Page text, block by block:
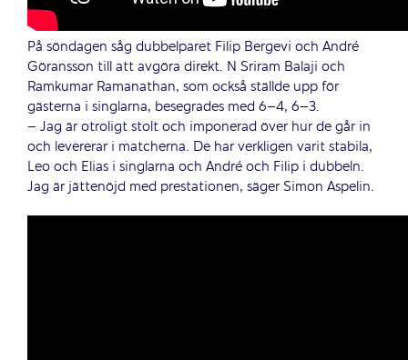
På söndagen såg dubbelparet Filip Bergevi och André
Göransson till att avgöra direkt. N Sriram Balaji och
Ramkumar Ramanathan, som också ställde upp för
gästerna i singlarna, besegrades med 6–4, 6–3.
– Jag är otroligt stolt och imponerad över hur de går in
och levererar i matcherna. De har verkligen varit stabila,
Leo och Elias i singlarna och André och Filip i dubbeln.
Jag är jättenöjd med prestationen, säger Simon Aspelin.